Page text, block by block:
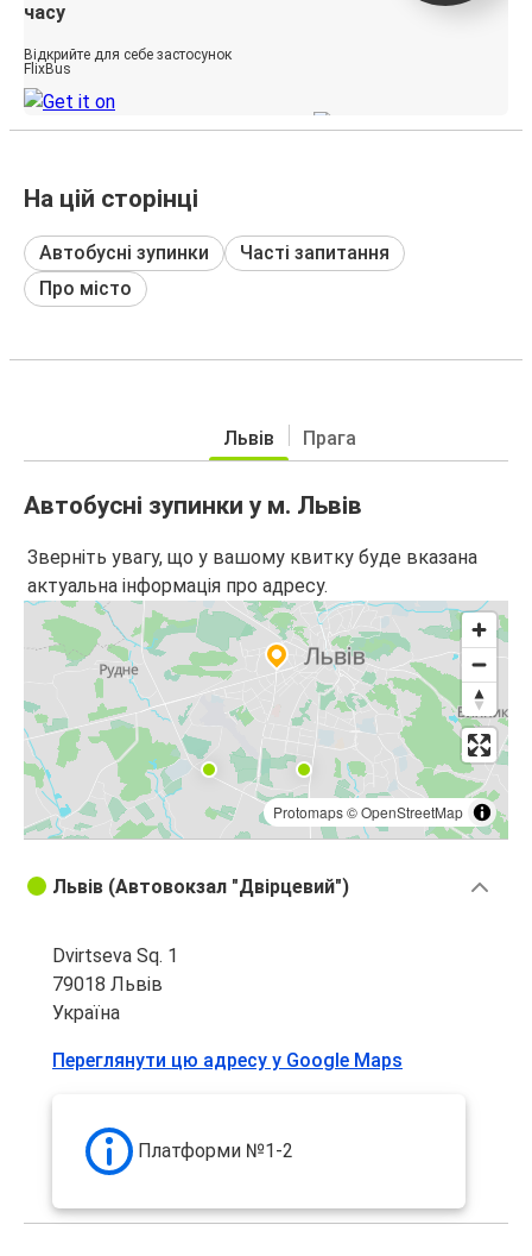
часу
Відкрийте для себе застосунок
FlixBus
На цій сторінці
Автобусні зупинки
Часті запитання
Про місто
Львів Прага
Автобусні зупинки у м. Львів
Зверніть увагу, що у вашому квитку буде вказана
актуальна інформація про адресу.
Protomaps©OpenStreetMap
Львів (Автовокзал "Двірцевий")
Dvirtseva Sq. 1
79018 Львів
Україна
Переглянути цю адресу у Google Maps
Платформи №1-2